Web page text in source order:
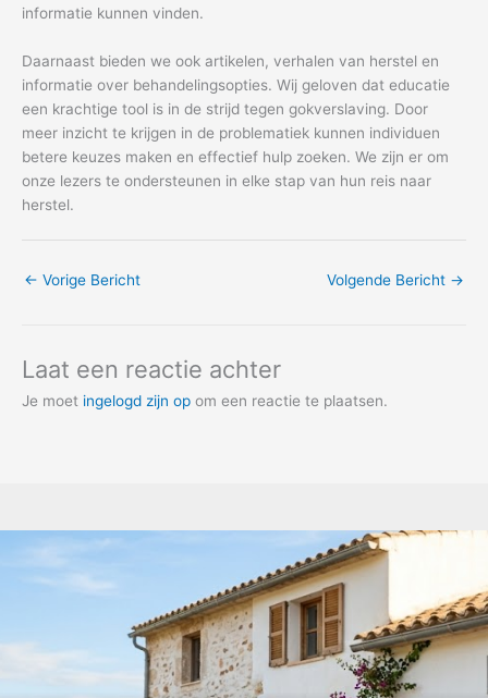
informatie kunnen vinden.
Daarnaast bieden we ook artikelen, verhalen van herstel en
informatie over behandelingsopties. Wij geloven dat educatie
een krachtige tool is in de strijd tegen gokverslaving. Door
meer inzicht te krijgen in de problematiek kunnen individuen
betere keuzes maken en effectief hulp zoeken. We zijn er om
onze lezers te ondersteunen in elke stap van hun reis naar
herstel.
← Vorige Bericht Volgende Bericht →
Laat een reactie achter
Je moet ingelogd zijn op om een reactie te plaatsen.